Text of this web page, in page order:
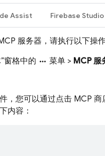
Assist Firebase Studio
服务器，请执行以下操作
窗格中的 more_horiz 菜单 > MCP 服
，您可以通过点击 MCP 商
内容：